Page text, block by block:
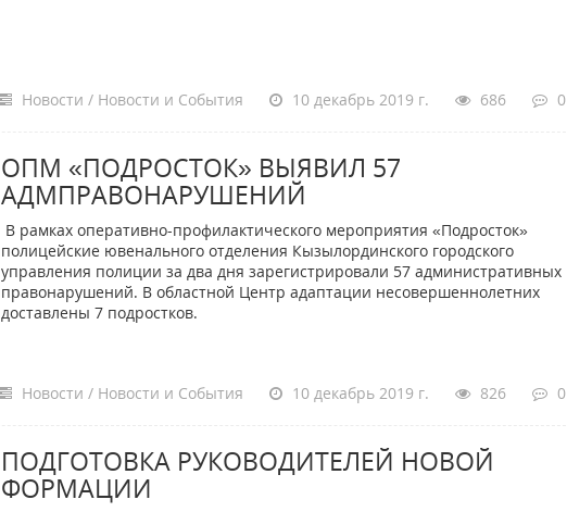
Новости / Новости и События 10 декабрь 2019 г. 686 0
ОПМ «ПОДРОСТОК» ВЫЯВИЛ 57
АДМПРАВОНАРУШЕНИЙ
В рамках оперативно-профилактического мероприятия «Подросток»
полицейские ювенального отделения Кызылординского городского
управления полиции за два дня зарегистрировали 57 административных
правонарушений. В областной Центр адаптации несовершеннолетних
доставлены 7 подростков.
Новости / Новости и События 10 декабрь 2019 г. 826 0
ПОДГОТОВКА РУКОВОДИТЕЛЕЙ НОВОЙ
ФОРМАЦИИ